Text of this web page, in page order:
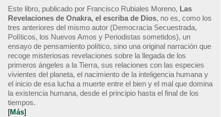
Este libro, publicado por Francisco Rubiales Moreno, Las
Revelaciones de Onakra, el escriba de Dios, no es, como los
tres anteriores del mismo autor (Democracia Secuestrada,
Políticos, los Nuevos Amos y Periodistas sometidos), un
ensayo de pensamiento político, sino una original narración que
recoge misteriosas revelaciones sobre la llegada de los
primeros ángeles a la Tierra, sus relaciones con las especies
vivientes del planeta, el nacimiento de la inteligencia humana y
el inicio de esa lucha a muerte entre el bien y el mal que domina
la existencia humana, desde el principio hasta el final de los
tiempos.
[Más]